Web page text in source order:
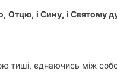
і Сину, і Святому
тиші, єднаючись між